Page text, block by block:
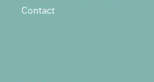
Contact